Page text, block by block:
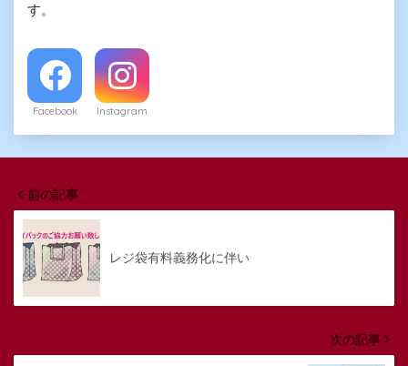
す。
Facebook Instagram
前の記事
レジ袋有料義務化に伴い
次の記事